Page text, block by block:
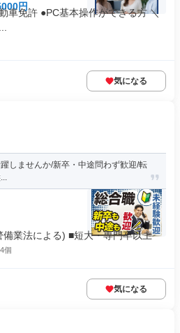
円
車免許 ●PC基本操作ができる方 ＼
気になる
しませんか/新卒・中途問わず歓迎/転
業法による) ■短大・専門卒以上
個
気になる